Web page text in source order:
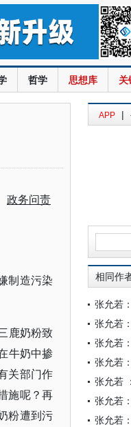
哲学 思想库 关
政务问责
制造污染
鹿奶粉致
牛奶中掺
关部门作
施呢？再
粉遭到污
APP |
相同作
张允若
张允若
张允若
张允若
张允若
张允若